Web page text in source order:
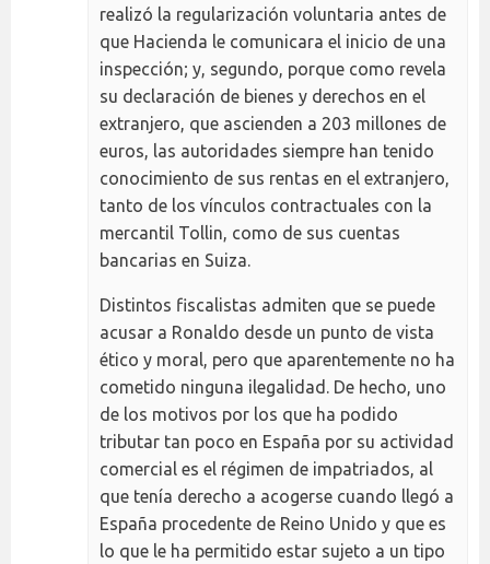
realizó la regularización voluntaria antes de
que Hacienda le comunicara el inicio de una
inspección; y, segundo, porque como revela
su declaración de bienes y derechos en el
extranjero, que ascienden a 203 millones de
euros, las autoridades siempre han tenido
conocimiento de sus rentas en el extranjero,
tanto de los vínculos contractuales con la
mercantil Tollin, como de sus cuentas
bancarias en Suiza.
Distintos fiscalistas admiten que se puede
acusar a Ronaldo desde un punto de vista
ético y moral, pero que aparentemente no ha
cometido ninguna ilegalidad. De hecho, uno
de los motivos por los que ha podido
tributar tan poco en España por su actividad
comercial es el régimen de impatriados, al
que tenía derecho a acogerse cuando llegó a
España procedente de Reino Unido y que es
lo que le ha permitido estar sujeto a un tipo